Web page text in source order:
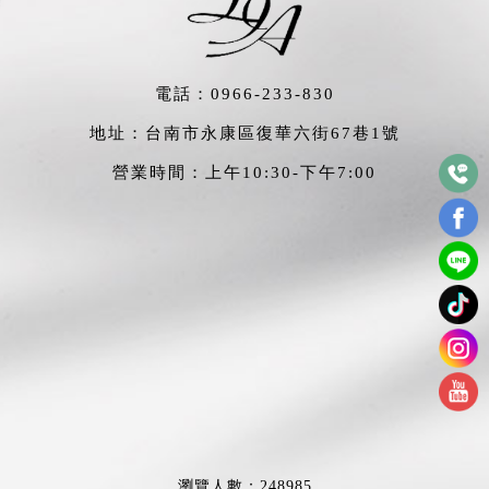
電話： 0966-233-830
地址：台南市永康區復華六街67巷1號
營業時間：上午10:30-下午7:00